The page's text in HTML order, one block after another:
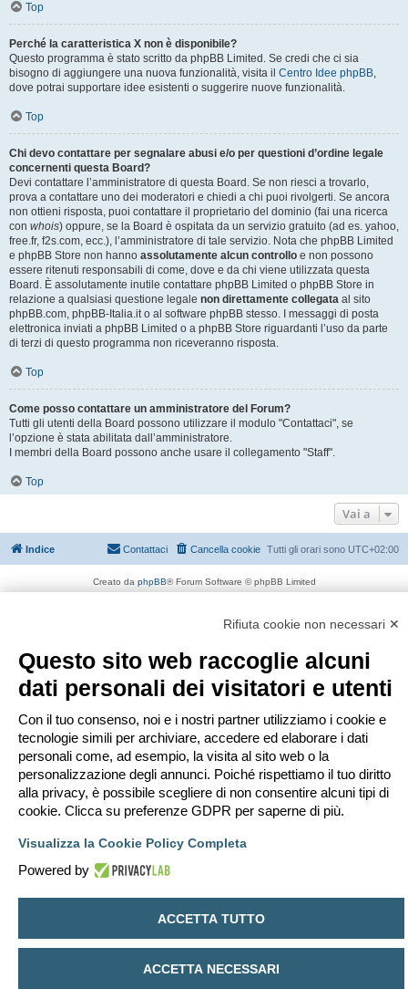
Top
Perché la caratteristica X non è disponibile?
Questo programma è stato scritto da phpBB Limited. Se credi che ci sia
bisogno di aggiungere una nuova funzionalità, visita il Centro Idee phpBB,
dove potrai supportare idee esistenti o suggerire nuove funzionalità.
Top
Chi devo contattare per segnalare abusi e/o per questioni d’ordine legale
concernenti questa Board?
Devi contattare l’amministratore di questa Board. Se non riesci a trovarlo,
prova a contattare uno dei moderatori e chiedi a chi puoi rivolgerti. Se ancora
non ottieni risposta, puoi contattare il proprietario del dominio (fai una ricerca
con whois) oppure, se la Board è ospitata da un servizio gratuito (ad es. yahoo,
free.fr, f2s.com, ecc.), l’amministratore di tale servizio. Nota che phpBB Limited
e phpBB Store non hanno assolutamente alcun controllo e non possono
essere ritenuti responsabili di come, dove e da chi viene utilizzata questa
Board. È assolutamente inutile contattare phpBB Limited o phpBB Store in
relazione a qualsiasi questione legale non direttamente collegata al sito
phpBB.com, phpBB-Italia.it o al software phpBB stesso. I messaggi di posta
elettronica inviati a phpBB Limited o a phpBB Store riguardanti l’uso da parte
di terzi di questo programma non riceveranno risposta.
Top
Come posso contattare un amministratore del Forum?
Tutti gli utenti della Board possono utilizzare il modulo "Contattaci", se
l’opzione è stata abilitata dall’amministratore.
I membri della Board possono anche usare il collegamento "Staff".
Top
Vai a
Indice Tutti gli orari sono UTC+02:00
Cancella cookie
Contattaci
Creato da phpBB® Forum Software © phpBB Limited
Rifiuta cookie non necessari ✕
Questo sito web raccoglie alcuni
dati personali dei visitatori e utenti
Con il tuo consenso, noi e i nostri partner utilizziamo i cookie e
tecnologie simili per archiviare, accedere ed elaborare i dati
personali come, ad esempio, la visita al sito web o la
personalizzazione degli annunci. Poiché rispettiamo il tuo diritto
alla privacy, è possibile scegliere di non consentire alcuni tipi di
cookie. Clicca su preferenze GDPR per saperne di più.
Visualizza la Cookie Policy Completa
Powered by
ACCETTA TUTTO
ACCETTA NECESSARI